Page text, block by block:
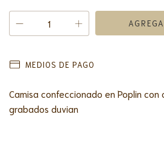
MEDIOS DE PAGO
Camisa confeccionado en Poplin
grabados duvian